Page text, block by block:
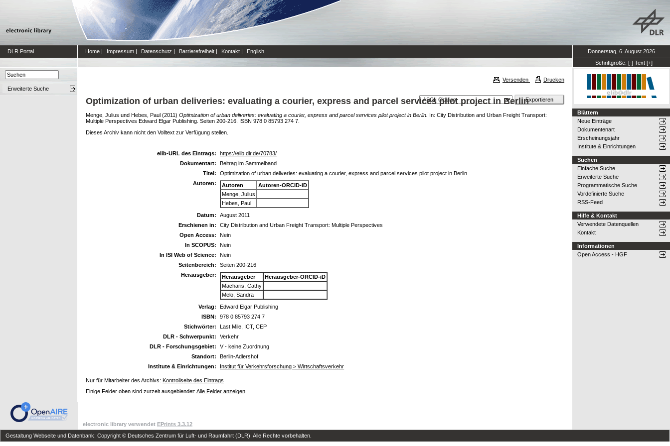
DLR Portal Home | Impressum | Datenschutz | Barrierefreiheit | Kontakt | English
Donnerstag, 6. August 2026
Schriftgröße: [-] Text [+]
Erweiterte Suche
Versenden Drucken
Optimization of urban deliveries: evaluating a courier, express and parcel services pilot project in Berlin
Menge, Julius und Hebes, Paul (2011) Optimization of urban deliveries: evaluating a courier, express and parcel services pilot project in Berlin. In: City Distribution and Urban Freight Transport:
Multiple Perspectives Edward Elgar Publishing. Seiten 200-216. ISBN 978 0 85793 274 7.
Dieses Archiv kann nicht den Volltext zur Verfügung stellen.
elib-URL des Eintrags:
https://elib.dlr.de/70783/
Dokumentart:
Beitrag im Sammelband
Titel:
Optimization of urban deliveries: evaluating a courier, express and parcel services pilot project in Berlin
Autoren:
Autoren
Autoren-ORCID-iD
Menge, Julius
Hebes, Paul
Datum:
August 2011
Erschienen in:
City Distribution and Urban Freight Transport: Multiple Perspectives
Open Access:
Nein
In SCOPUS:
Nein
In ISI Web of Science:
Nein
Seitenbereich:
Seiten 200-216
Herausgeber:
Herausgeber
Herausgeber-ORCID-iD
Macharis, Cathy
Melo, Sandra
Verlag:
Edward Elgar Publishing
ISBN:
978 0 85793 274 7
Stichwörter:
Last Mile, ICT, CEP
DLR - Schwerpunkt:
Verkehr
DLR - Forschungsgebiet:
V - keine Zuordnung
Standort:
Berlin-Adlershof
Institute & Einrichtungen:
Institut für Verkehrsforschung > Wirtschaftsverkehr
Nur für Mitarbeiter des Archivs: Kontrollseite des Eintrags
Einige Felder oben sind zurzeit ausgeblendet: Alle Felder anzeigen
Blättern
Neue Einträge
Dokumentenart
Erscheinungsjahr
Institute & Einrichtungen
Suchen
Einfache Suche
Erweiterte Suche
Programmatische Suche
Vordefinierte Suche
RSS-Feed
Hilfe & Kontakt
Verwendete Datenquellen
Kontakt
Informationen
Open Access - HGF
electronic library verwendet EPrints 3.3.12
Gestaltung Webseite und Datenbank: Copyright © Deutsches Zentrum für Luft- und Raumfahrt (DLR). Alle Rechte vorbehalten.